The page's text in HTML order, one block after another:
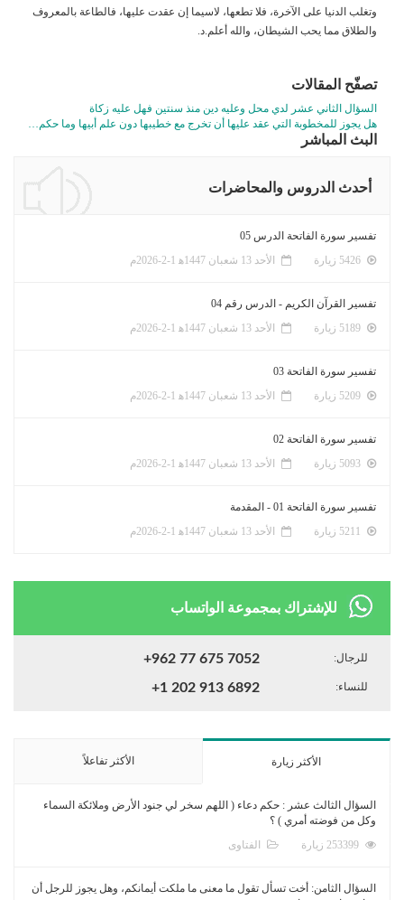
وتغلب الدنيا على الآخرة، فلا تطعها، لاسيما إن عقدت عليها، فالطاعة بالمعروف
والطلاق مما يحب الشيطان، والله أعلم.د.
تصفّح المقالات
السؤال الثاني عشر لدي محل وعليه دين منذ سنتين فهل عليه زكاة
هل يجوز للمخطوبة التي عقد عليها أن تخرج مع خطيبها دون علم أبيها وما حكم…
البث المباشر
أحدث الدروس والمحاضرات
تفسير سورة الفاتحة الدرس 05
الأحد 13 شعبان 1447ﻫ 1-2-2026م
تفسير القرآن الكريم - الدرس رقم 04
الأحد 13 شعبان 1447ﻫ 1-2-2026م
تفسير سورة الفاتحة 03
الأحد 13 شعبان 1447ﻫ 1-2-2026م
تفسير سورة الفاتحة 02
الأحد 13 شعبان 1447ﻫ 1-2-2026م
تفسير سورة الفاتحة 01 - المقدمة
الأحد 13 شعبان 1447ﻫ 1-2-2026م
للإشتراك بمجموعة الواتساب
للرجال: +962 77 675 7052
للنساء: +1 202 913 6892
الأكثر زيارة الأكثر تفاعلاً
السؤال الثالث عشر : حكم دعاء ( اللهم سخر لي جنود الأرض وملائكة السماء
وكل من فوضته أمري ) ؟
الفتاوى
السؤال الثامن: أخت تسأل تقول ما معنى ما ملكت أيمانكم، وهل يجوز للرجل أن